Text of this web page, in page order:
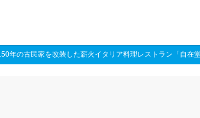
年の古民家を改装した薪火イタリア料理レストラン「自在